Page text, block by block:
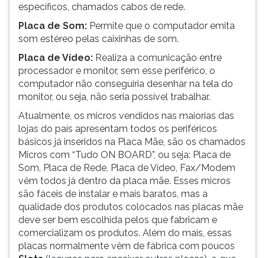
específicos, chamados cabos de rede.
Placa de Som: Permite que o computador emita
som estéreo pelas caixinhas de som.
Placa de Vídeo: Realiza a comunicação entre
processador e monitor, sem esse periférico, o
computador não conseguiria desenhar na tela do
monitor, ou seja, não seria possível trabalhar.
Atualmente, os micros vendidos nas maiorias das
lojas do país apresentam todos os periféricos
básicos já inseridos na Placa Mãe, são os chamados
Micros com “Tudo ON BOARD”, ou seja: Placa de
Som, Placa de Rede, Placa de Vídeo, Fax/Modem
vêm todos já dentro da placa mãe. Esses micros
são fáceis de instalar e mais baratos, mas a
qualidade dos produtos colocados nas placas mãe
deve ser bem escolhida pelos que fabricam e
comercializam os produtos. Além do mais, essas
placas normalmente vêm de fábrica com poucos